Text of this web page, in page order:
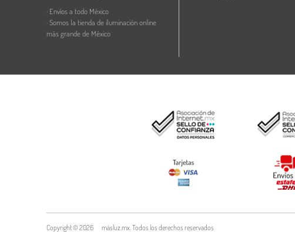
· Envíos a todo México
· Somos la tienda de iluminación online
más grande de México
Copyright © 2026 másluz.mx. Todos los derechos reservados